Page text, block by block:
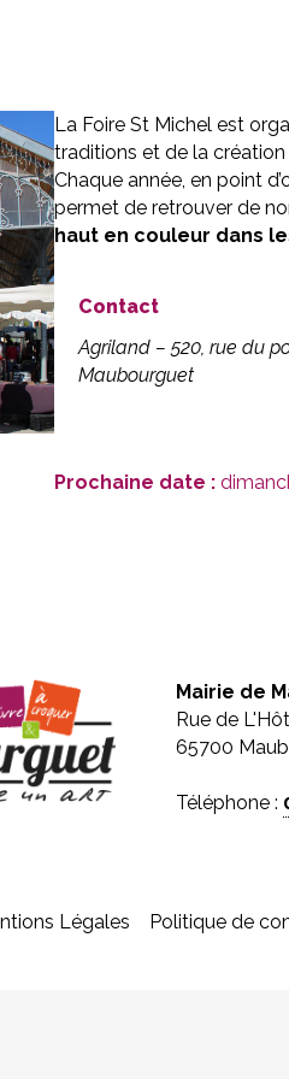
La Foire St Michel est
traditions et de la
Chaque année, en point
permet de retrouver de
haut en couleur dans
Contact
Agriland – 520, rue du
Maubourguet
Prochaine date :
Mairie de
Rue de
65700
Téléphone :
Légales Politique de